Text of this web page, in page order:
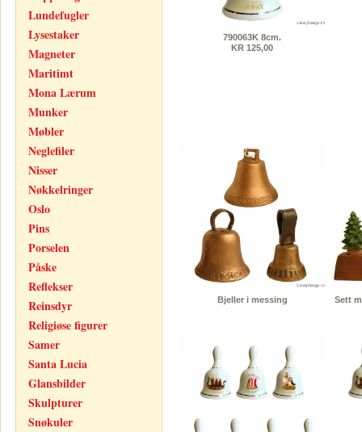
Lundefugler
Lysestaker
Magneter
Maritimt
Mona Lærum
Munker
Møbler
Neglefiler
Nisser
Nøkkelringer
Oslo
Pins
Porselen
Påske
Reflekser
Reinsdyr
Religiøse figurer
Samer
Santa Lucia
Glansbilder
Skulpturer
Snøkuler
790063K 8cm.
KR 125,00
Bjeller i messing Sett